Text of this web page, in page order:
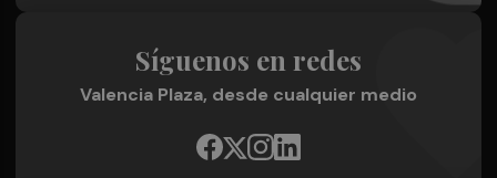
Síguenos en redes
Valencia Plaza, desde cualquier medio